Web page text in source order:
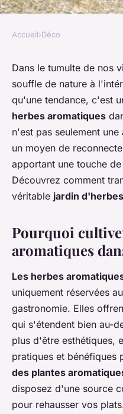
Comment
d'herbes
une cuisine
Célia• 4 juin 2024•6 min
Accueil›Déco
Dans le tumulte de nos
souffle de nature à
qu'une tendance, c'est
herbes aromatiques
n'est pas seulement
un moyen de
apportant une touche
Découvrez comment
véritable jardin
Pourquoi
aromatiques
Les herbes
uniquement réservées
gastronomie. Elles
qui s'étendent bien au-
plus d'être esthétiques,
pratiques et bénéfiques
des plantes
disposez d'une source
pour rehausser vos